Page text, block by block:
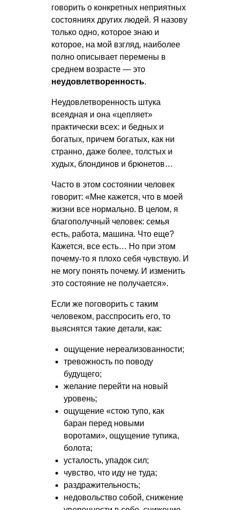
говорить о конкретных неприятных
состояниях других людей. Я назову
только одно, которое знаю и
которое, на мой взгляд, наиболее
полно описывает перемены в
среднем возрасте — это
неудовлетворенность.
Неудовлетворенность штука
всеядная и она «цепляет»
практически всех: и бедных и
богатых, причем богатых, как ни
странно, даже более, толстых и
худых, блондинов и брюнетов…
Часто в этом состоянии человек
говорит: «Мне кажется, что в моей
жизни все нормально. В целом, я
благополучный человек: семья
есть, работа, машина. Что еще?
Кажется, все есть… Но при этом
почему-то я плохо себя чувствую. И
не могу понять почему. И изменить
это состояние не получается».
Если же поговорить с таким
человеком, расспросить его, то
выяснятся такие детали, как:
ощущение нереализованности;
тревожность по поводу
будущего;
желание перейти на новый
уровень;
ощущение «стою тупо, как
баран перед новыми
воротами», ощущение тупика,
болота;
усталость, упадок сил;
чувство, что иду не туда;
раздражительность;
недовольство собой, снижение